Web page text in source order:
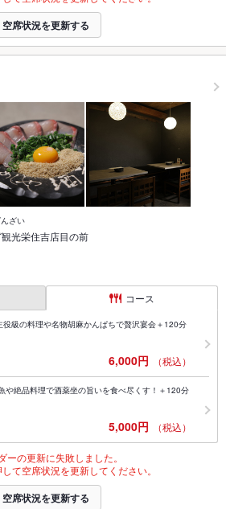
空席状況を更新する
ざい
光栄住吉店目の前
コース
級の料理や名物胡麻かんぱちで贅沢宴会＋120分
6,000円 （税込）
や絶品料理で酒薬坐の旨いを食べ尽くす！＋120分
5,000円 （税込）
ーの更新に失敗しました。
て空席状況を更新してください。
空席状況を更新する